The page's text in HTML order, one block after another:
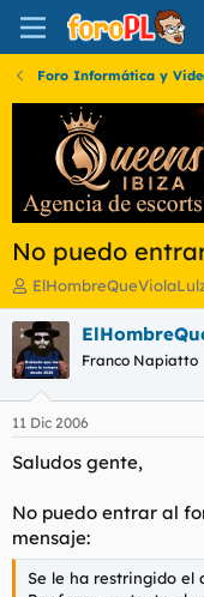
Foro Informática y
No puedo
I
n
i
c
i
a
d
o
r
l
t
e
m
Franco Napiatto
11 Dic 2006
Saludos gente,
No puedo entrar al
mensaje:
Se le ha restringido el